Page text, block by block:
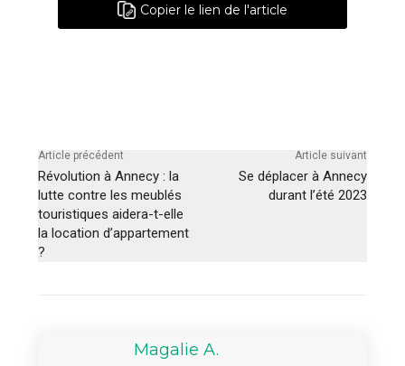
Copier le lien de l'article
Article précédent
Révolution à Annecy : la
lutte contre les meublés
touristiques aidera-t-elle
la location d’appartement
?
Article suivant
Se déplacer à Annecy
durant l’été 2023
Magalie A.